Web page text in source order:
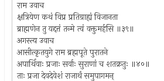
राम उवाच
क्षत्रियेण कथं विप्र प्रतिग्राह्यं विजानता
ब्राह्मणेन तु यद्दत्तं तन्मे त्वं वक्तुमर्हसि ॥३९॥
अगस्त्य उवाच
आसीत्कृतयुगे राम ब्रह्मपूते पुरातने
अपार्थिवाः प्रजाः सर्वाः सुराणां च शतक्रतुः ॥४०॥
ताः प्रजा देवदेवेशं राजार्थं समुपागमन्